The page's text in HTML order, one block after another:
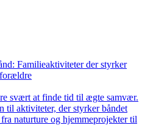
Familieaktiviteter der styrker
svært at finde tid til ægte samvær.
til aktiviteter, der styrker båndet
naturture og hjemmeprojekter til